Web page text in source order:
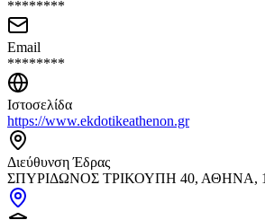
********
Email
********
Ιστοσελίδα
https://www.ekdotikeathenon.gr
Διεύθυνση Έδρας
ΣΠΥΡΙΔΩΝΟΣ ΤΡΙΚΟΥΠΗ 40, ΑΘΗΝΑ,